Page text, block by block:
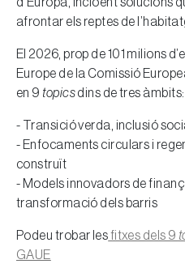
afrontar els reptes de
El 2026, prop de 101 milions
Europe de la Comissió
en 9 topicsdins de tres àmbits:
- Transició verda, inclusió
- Enfocaments circulars i
construït
- Models innovadors de
transformació dels barris
Podeu trobar lesfitxes dels 9
GAUE